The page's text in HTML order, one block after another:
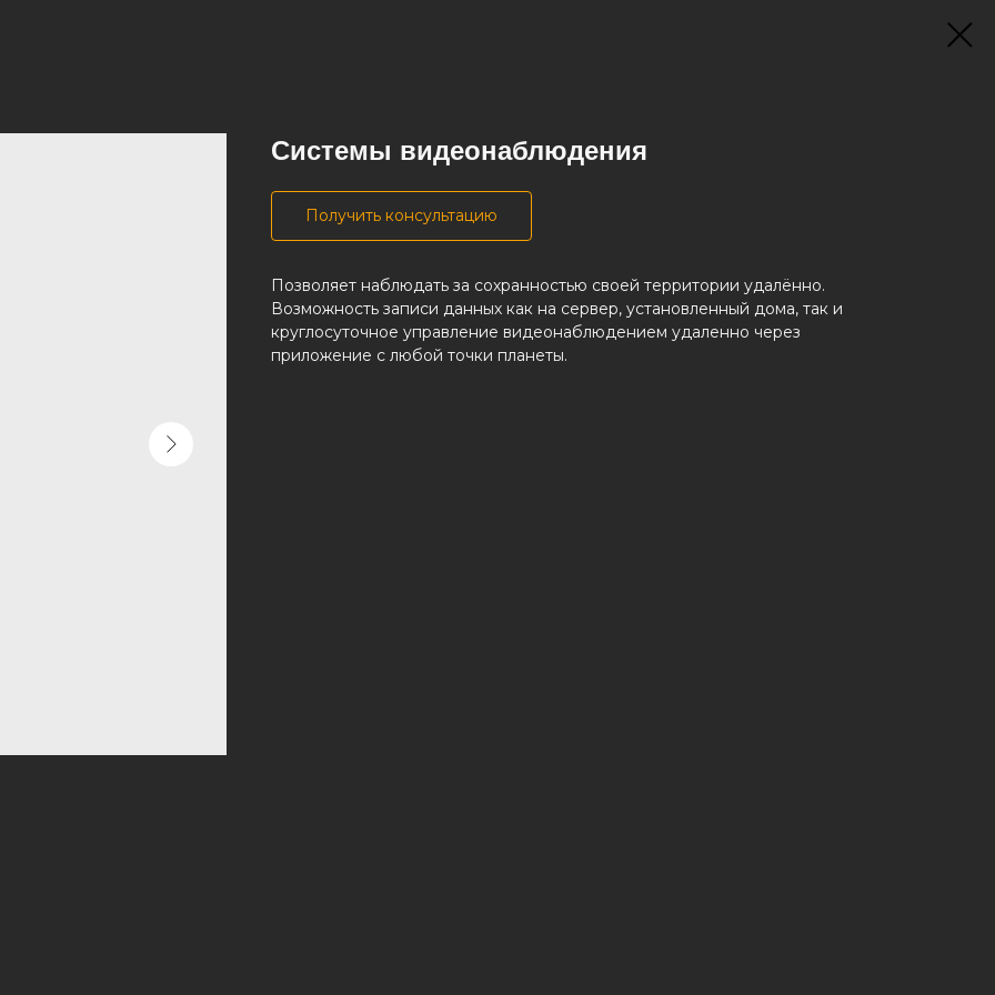
Системы видеонаблюдения
Получить консультацию
Позволяет наблюдать за сохранностью своей территории удалённо.
Возможность записи данных как на сервер, установленный дома, так и
круглосуточное управление видеонаблюдением удаленно через
приложение с любой точки планеты.